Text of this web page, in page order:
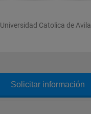
Universidad Catolica de Avila
Solicitar información